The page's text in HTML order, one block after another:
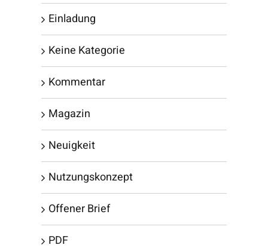
Einladung
Keine Kategorie
Kommentar
Magazin
Neuigkeit
Nutzungskonzept
Offener Brief
PDF